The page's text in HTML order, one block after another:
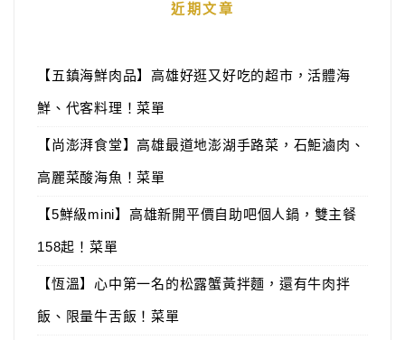
近期文章
【五鎮海鮮肉品】高雄好逛又好吃的超市，活體海
鮮、代客料理！菜單
【尚澎湃食堂】高雄最道地澎湖手路菜，石鮔滷肉、
高麗菜酸海魚！菜單
【5鮮級mini】高雄新開平價自助吧個人鍋，雙主餐
158起！菜單
【恆溫】心中第一名的松露蟹黃拌麵，還有牛肉拌
飯、限量牛舌飯！菜單